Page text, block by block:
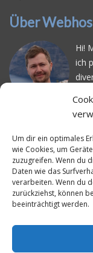
Um dir ein optimales
wie Cookies, um
zuzugreifen. Wenn du
Daten wie das
verarbeiten. Wenn du
zurückziehst, können
beeinträchtigt werden.
Über
Hi!
ich